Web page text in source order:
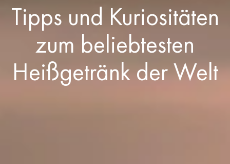
Tipps und Kuriositäten
zum beliebtesten
Heißgetränk der Welt